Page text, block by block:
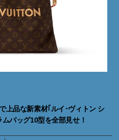
上品な新素材｢ルイ･ヴィトン シ
バッグ10型を全部見せ！